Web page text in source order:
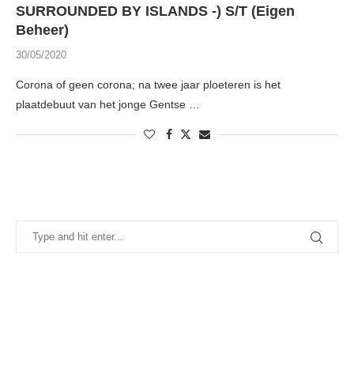
SURROUNDED BY ISLANDS -) S/T (Eigen
Beheer)
30/05/2020
Corona of geen corona; na twee jaar ploeteren is het
plaatdebuut van het jonge Gentse …